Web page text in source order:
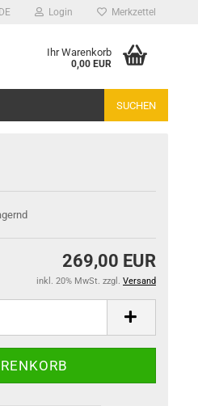
DE Login Merkzettel
Ihr Warenkorb
0,00 EUR
SUCHEN
269,00 EUR
inkl. 20% MwSt. zzgl. Versand